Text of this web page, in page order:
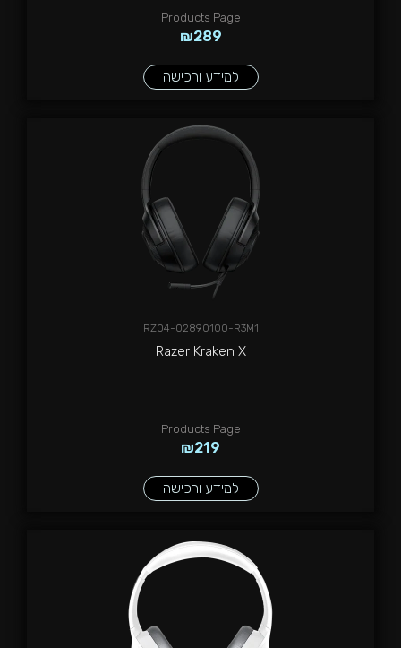
₪289
Products Page
למידע ורכישה
RZ04-02890100-R3M1
Razer Kraken X
₪219
Products Page
למידע ורכישה